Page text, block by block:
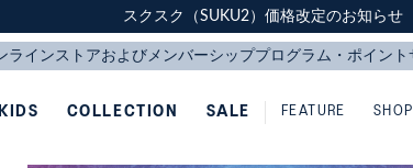
スクスク（SUKU2）価格改定のお知らせ
配送に関するお知らせ
スクスク（SUKU2）価格改定のお知らせ
配送に関するお知らせ
KIDS COLLECTION SALE FEATURE SHOP